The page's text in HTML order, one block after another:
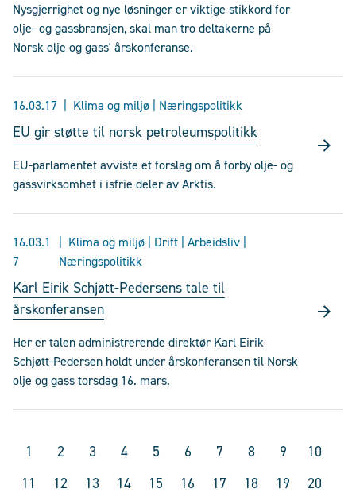
Nysgjerrighet og nye løsninger er viktige stikkord for
olje- og gassbransjen, skal man tro deltakerne på
Norsk olje og gass' årskonferanse.
16.03.17 Klima og miljø | Næringspolitikk
EU gir støtte til norsk petroleumspolitikk
EU-parlamentet avviste et forslag om å forby olje- og
gassvirksomhet i isfrie deler av Arktis.
16.03.1
7
Klima og miljø | Drift | Arbeidsliv |
Næringspolitikk
Karl Eirik Schjøtt-Pedersens tale til
årskonferansen
Her er talen administrerende direktør Karl Eirik
Schjøtt-Pedersen holdt under årskonferansen til Norsk
olje og gass torsdag 16. mars.
1 2 3 4 5 6 7 8 9
10
11
12 13 14 15 16 17 18 19
20